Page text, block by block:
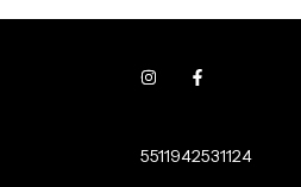
5511942531124